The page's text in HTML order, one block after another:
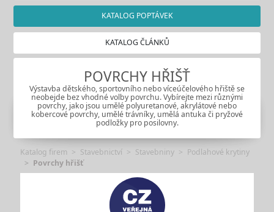
KATALOG POPTÁVEK
KATALOG ČLÁNKŮ
POVRCHY HŘIŠŤ
Výstavba dětského, sportovního nebo víceúčelového hřiště se
neobejde bez vhodné volby povrchu. Vybírejte mezi různými
povrchy, jako jsou umělé polyuretanové, akrylátové nebo
kobercové povrchy, umělé trávníky, umělá antuka či pryžové
podložky pro posilovny.
Katalog firem Stavebnictví Stavebniny
Podlahové krytiny
Povrchy hřišť